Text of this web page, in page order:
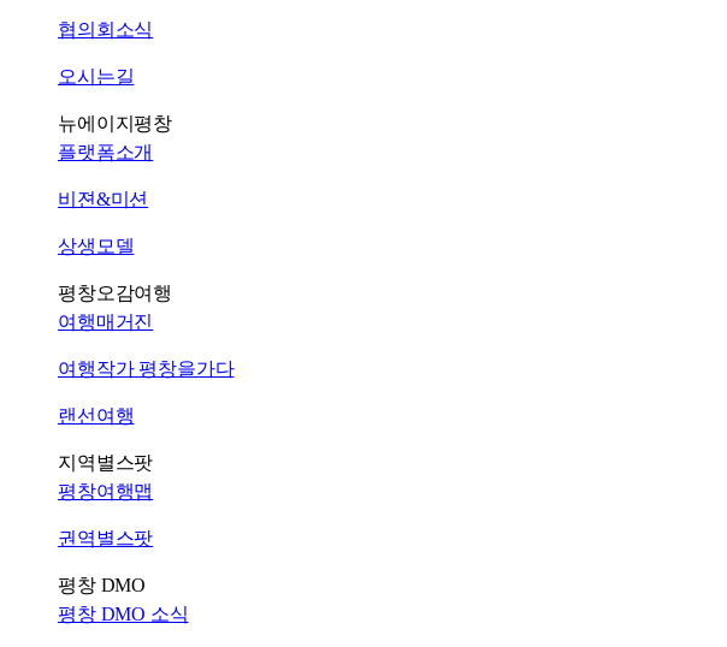
협의회소식
오시는길
뉴에이지평창
플랫폼소개
비젼&미션
상생모델
평창오감여행
여행매거진
여행작가 평창을가다
랜선여행
지역별스팟
평창여행맵
권역별스팟
평창 DMO
평창 DMO 소식